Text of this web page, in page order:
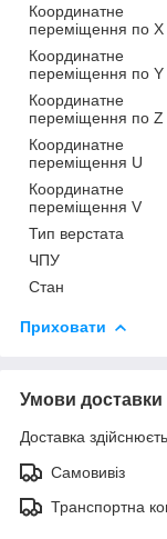
Координатне
переміщення по Х
Координатне
переміщення по Y
Координатне
переміщення по Z
Координатне
переміщення U
Координатне
переміщення V
Тип верстата
ЧПУ
Стан
Приховати
Умови доставки
Доставка
Самовивіз
Транспортна